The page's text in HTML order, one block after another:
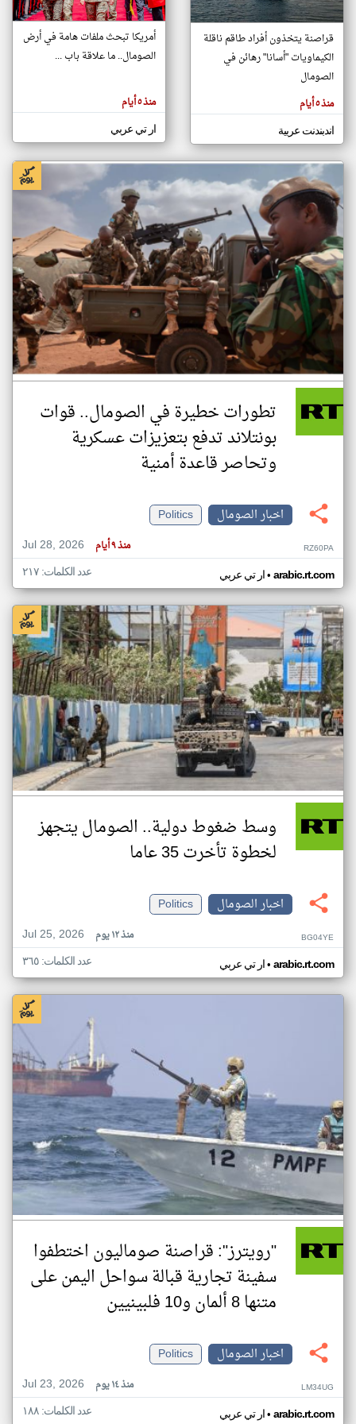
تغيير الدولة
اخبار الصومال على مدار الساعة
أهم اخبار الصومال العاجلة والمباشرة
المقالات
هنا عن
وجهة
كاتبيها.
قراصنة يتخذون أفراد طاقم ناقلة
الكيماويات "أسانا" رهائن في
الصومال
منذ ٥ أيام
اندبندنت عربية
أمريكا تبحث ملفات هامة في أرض
الصومال.. ما علاقة باب ...
منذ ٥ أيام
ار تي عربي
تطورات خطيرة في الصومال.. قوات
بونتلاند تدفع بتعزيزات عسكرية
وتحاصر قاعدة أمنية
اخبار الصومال
Politics
Jul 28, 2026
منذ ٩ أيام RZ60PA
ار تي عربي• arabic.rt.com عدد الكلمات: ٢١٧
وسط ضغوط دولية.. الصومال يتجهز
لخطوة تأخرت 35 عاما
اخبار الصومال
Politics
Jul 25, 2026
منذ ١٢ يوم BG04YE
ار تي عربي• arabic.rt.com عدد الكلمات: ٣٦٥
"رويترز": قراصنة صوماليون اختطفوا
سفينة تجارية قبالة سواحل اليمن على
متنها 8 ألمان و10 فلبينيين
اخبار الصومال
Politics
Jul 23, 2026
منذ ١٤ يوم LM34UG
ار تي عربي• arabic.rt.com عدد الكلمات: ١٨٨
klyoum.com